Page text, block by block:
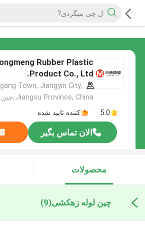
Rubber Plastic
Product Co., Ltd.
Town, Jiangyin City,
Jiangsu Province, China.,چین
5.0
کننده تایید شده
الان تماس بگیر
محصولات
چین لوله زهکشی(9)